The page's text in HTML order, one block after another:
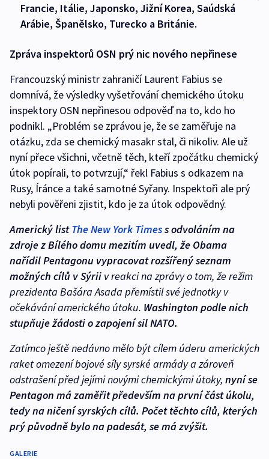
Francie, Itálie, Japonsko, Jižní Korea, Saúdská
Arábie, Španělsko, Turecko a Británie.
Zpráva inspektorů OSN prý nic nového nepřinese
Francouzský ministr zahraničí Laurent Fabius se
domnívá, že výsledky vyšetřování chemického útoku
inspektory OSN nepřinesou odpověď na to, kdo ho
podnikl. „Problém se zprávou je, že se zaměřuje na
otázku, zda se chemický masakr stal, či nikoliv. Ale už
nyní přece všichni, včetně těch, kteří zpočátku chemický
útok popírali, to potvrzují,“ řekl Fabius s odkazem na
Rusy, Íránce a také samotné Syřany. Inspektoři ale prý
nebyli pověřeni zjistit, kdo je za útok odpovědný.
Americký listThe New York Timess odvoláním na
zdroje z Bílého domu mezitím uvedl, že Obama
nařídil Pentagonu vypracovat rozšířený seznam
možných cílů v Sýrii v reakci na zprávy o tom, že režim
prezidenta Bašára Asada přemístil své jednotky v
očekávání amerického útoku. Washington podle nich
stupňuje žádosti o zapojení sil NATO.
Zatímco ještě nedávno mělo být cílem úderu amerických
raket omezení bojové síly syrské armády a zároveň
odstrašení před jejími novými chemickými útoky, nyní se
Pentagon má zaměřit především na první část úkolu,
tedy na ničení syrských cílů. Počet těchto cílů, kterých
prý původně bylo na padesát, se má zvýšit.
GALERIE